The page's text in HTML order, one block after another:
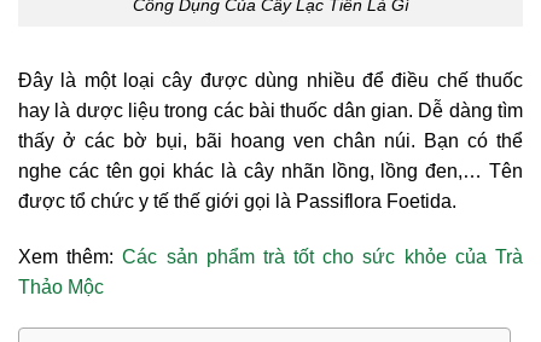
Công Dụng Của Cây Lạc Tiên Là Gì
Đây là một loại cây được dùng nhiều để điều chế thuốc
hay là dược liệu trong các bài thuốc dân gian. Dễ dàng tìm
thấy ở các bờ bụi, bãi hoang ven chân núi. Bạn có thể
nghe các tên gọi khác là cây nhãn lồng, lồng đen,… Tên
được tổ chức y tế thế giới gọi là Passiflora Foetida.
Xem thêm:Các sản phẩm trà tốt cho sức khỏe của Trà
Thảo Mộc